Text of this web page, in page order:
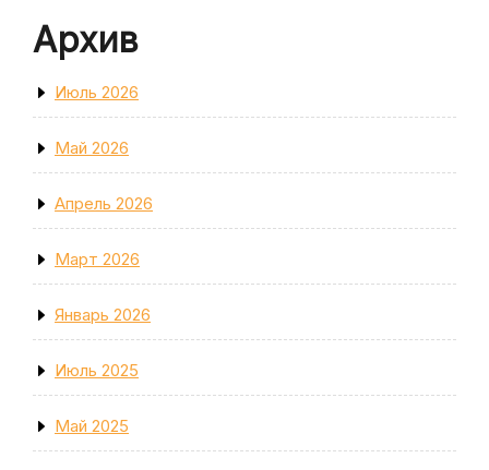
Архив
Июль 2026
Май 2026
Апрель 2026
Март 2026
Январь 2026
Июль 2025
Май 2025